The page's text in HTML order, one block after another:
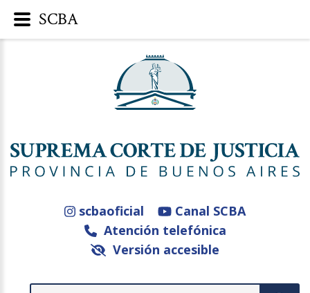
scbaoficial
Canal SCBA
Atención telefónica
Versión accesible
SCBA